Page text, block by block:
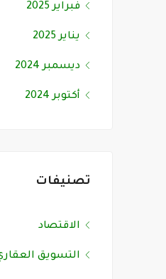
فبراير 2025
يناير 2025
ديسمبر 2024
أكتوبر 2024
تصنيفات
الاقتصاد
التسويق